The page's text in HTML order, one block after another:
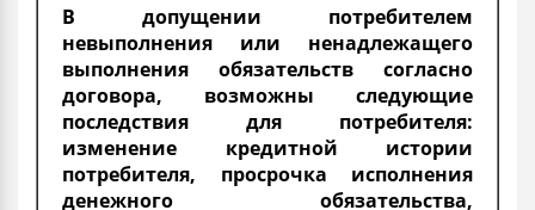
В допущении потребителем
невыполнения или ненадлежащего
выполнения обязательств согласно
договора, возможны следующие
последствия для потребителя:
изменение кредитной истории
потребителя, просрочка исполнения
денежного обязательства,